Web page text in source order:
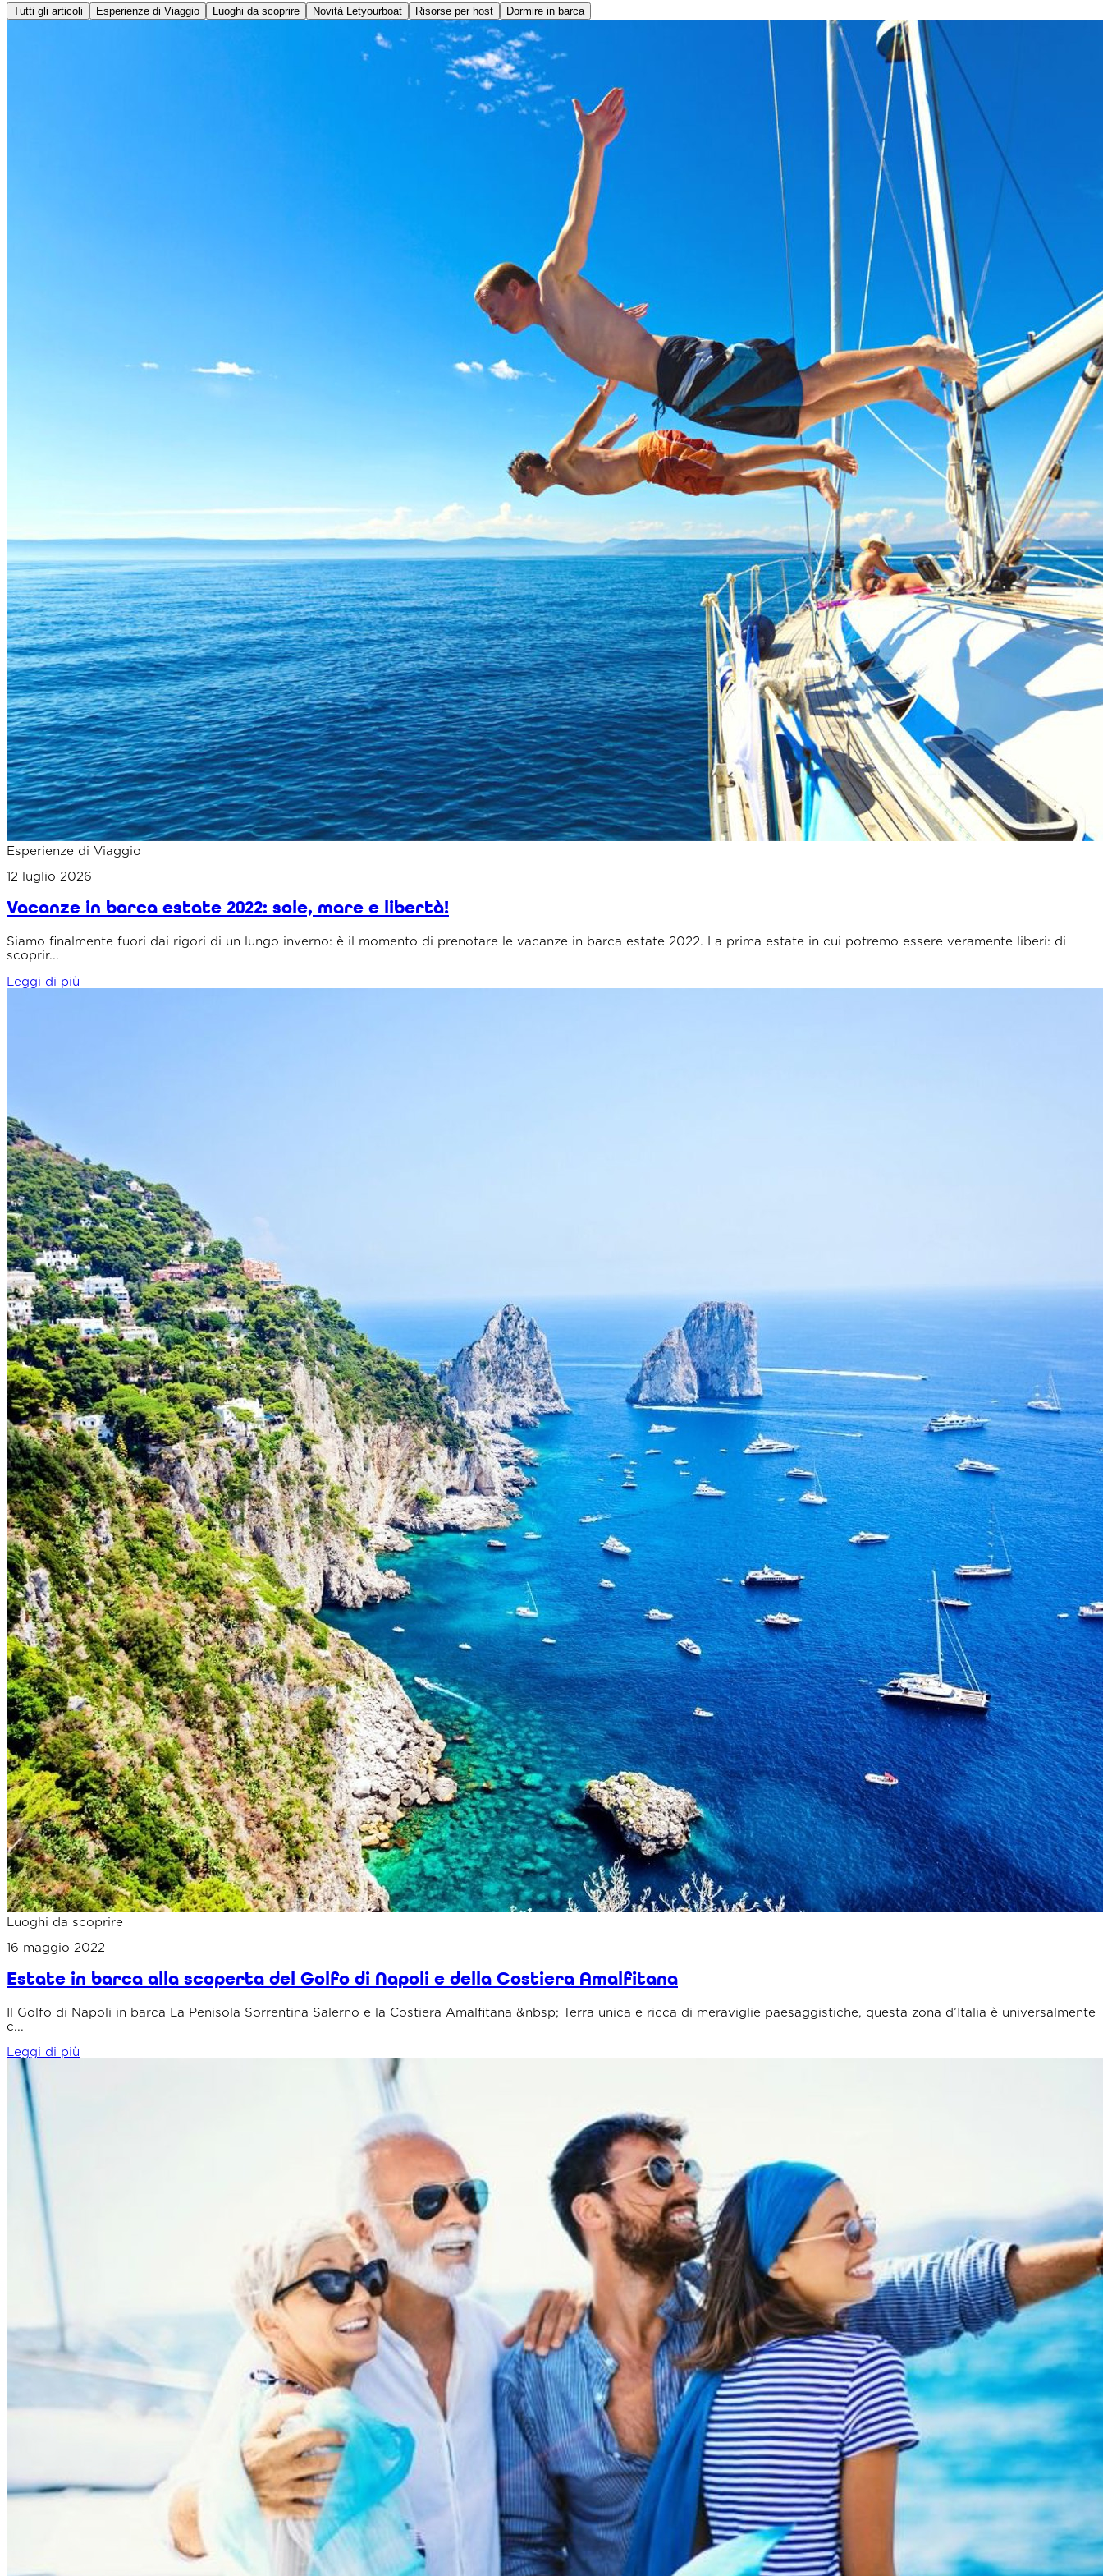
Tutti gli articoli Esperienze di Viaggio Luoghi da scoprire Novità Letyourboat Risorse per host Dormire in barca
Esperienze di Viaggio
12 luglio 2026
Vacanze in barca estate 2022: sole, mare e libertà!
Siamo finalmente fuori dai rigori di un lungo inverno: è il momento di prenotare le vacanze in barca estate 2022. La prima estate in cui potremo essere veramente liberi: di
scoprir...
Leggi di più
Luoghi da scoprire
16 maggio 2022
Estate in barca alla scoperta del Golfo di Napoli e della Costiera Amalfitana
Il Golfo di Napoli in barca La Penisola Sorrentina Salerno e la Costiera Amalfitana &nbsp; Terra unica e ricca di meraviglie paesaggistiche, questa zona d’Italia è universalmente
c...
Leggi di più